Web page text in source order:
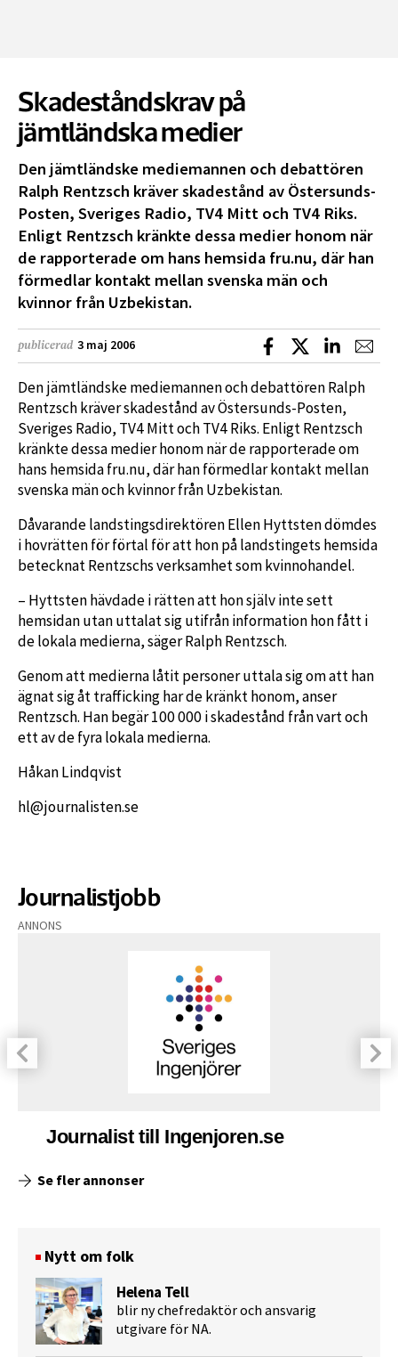
Skadeståndskrav på
jämtländska medier
Den jämtländske mediemannen och debattören
Ralph Rentzsch kräver skadestånd av Östersunds-
Posten, Sveriges Radio, TV4 Mitt och TV4 Riks.
Enligt Rentzsch kränkte dessa medier honom när
de rapporterade om hans hemsida fru.nu, där han
förmedlar kontakt mellan svenska män och
kvinnor från Uzbekistan.
publicerad 3 maj 2006 Dela på Facebook
Dela på XDela på
Den jämtländske mediemannen och debattören Ralph
Rentzsch kräver skadestånd av Östersunds-Posten,
Sveriges Radio, TV4 Mitt och TV4 Riks. Enligt Rentzsch
kränkte dessa medier honom när de rapporterade om
hans hemsida fru.nu, där han förmedlar kontakt mellan
svenska män och kvinnor från Uzbekistan.
Dåvarande landstingsdirektören Ellen Hyttsten dömdes
i hovrätten för förtal för att hon på landstingets hemsida
betecknat Rentzschs verksamhet som kvinnohandel.
– Hyttsten hävdade i rätten att hon själv inte sett
hemsidan utan uttalat sig utifrån information hon fått i
de lokala medierna, säger Ralph Rentzsch.
Genom att medierna låtit personer uttala sig om att han
ägnat sig åt trafficking har de kränkt honom, anser
Rentzsch. Han begär 100 000 i skadestånd från vart och
ett av de fyra lokala medierna.
Håkan Lindqvist
hl@journalisten.se
Journalistjobb
ANNONS
Journalist till Ingenjoren.se
Se fler annonser
Nytt om folk
Helena Tell
blir ny chefredaktör och ansvarig
utgivare för NA.